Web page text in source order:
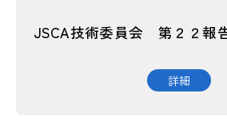
JSCA技術委員会 第２２報
詳細